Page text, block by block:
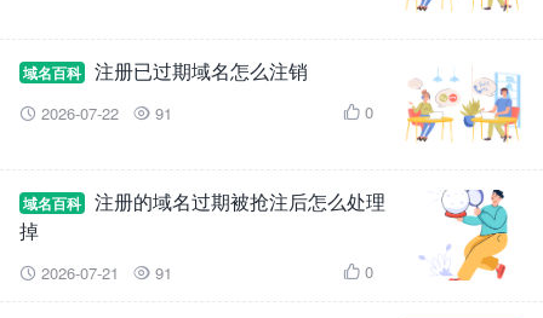
域名百科 注册已过期域名怎么注销
 2026-07-22  91  0
域名百科
注册的域名过期被抢注后怎么处理
掉
 2026-07-21  91  0